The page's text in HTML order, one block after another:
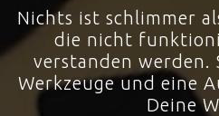
Nichts ist schlimmer
die nicht
verstanden werden.
Werkzeuge und eine
Deine